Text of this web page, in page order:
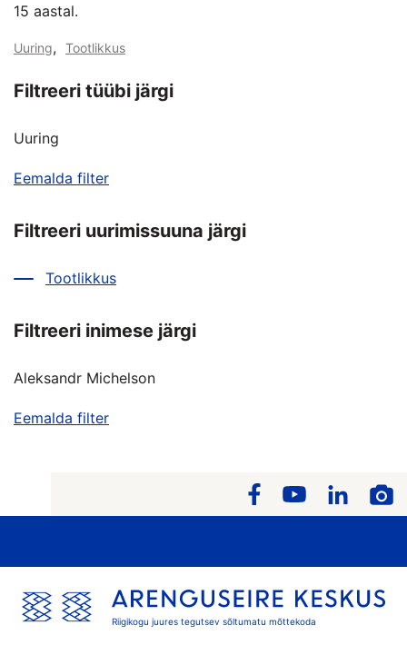
15 aastal.
Uuring, Tootlikkus
Filtreeri tüübi järgi
Uuring
Eemalda filter
Filtreeri uurimissuuna järgi
Tootlikkus
Filtreeri inimese järgi
Aleksandr Michelson
Eemalda filter
Riigikogu juures tegutsev sõltumatu mõttekoda